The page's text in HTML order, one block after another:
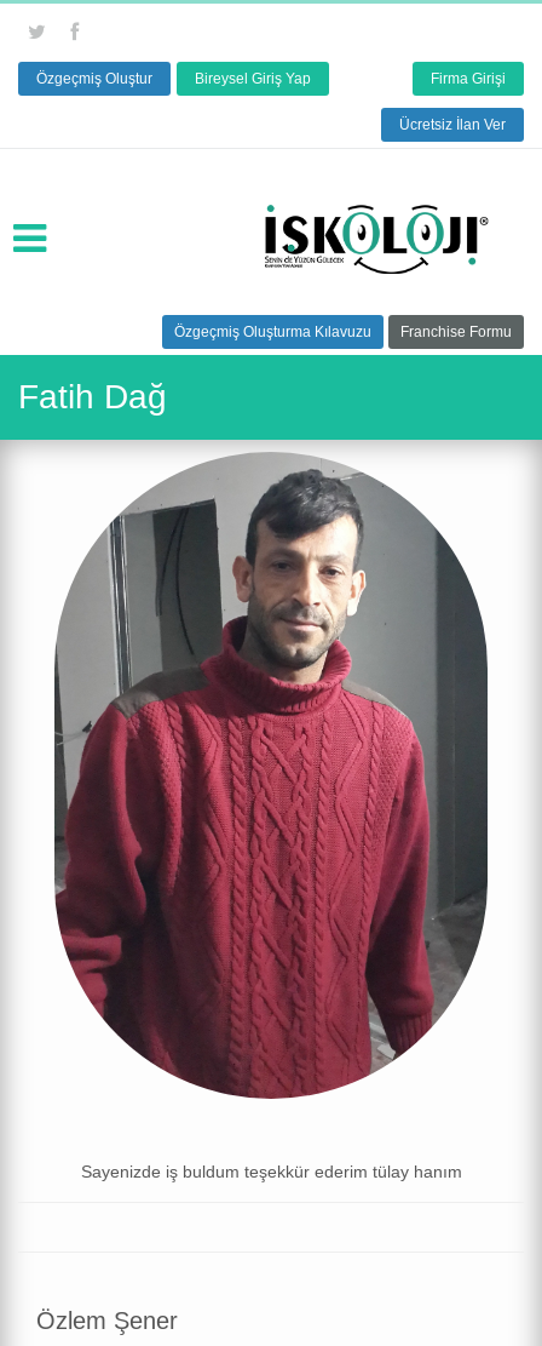
Özgeçmiş Oluştur Bireysel Giriş Yap Firma Girişi
Ücretsiz İlan Ver
Özgeçmiş Oluşturma Kılavuzu Franchise Formu
Fatih Dağ
Sayenizde iş buldum teşekkür ederim tülay hanım
Özlem Şener